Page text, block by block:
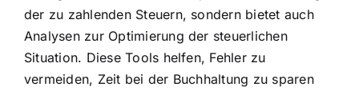
der zu zahlenden Steuern, sondern bietet auch
Analysen zur Optimierung der steuerlichen
Situation. Diese Tools helfen, Fehler zu
vermeiden, Zeit bei der Buchhaltung zu sparen